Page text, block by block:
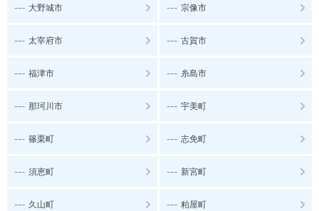
--- 大野城市 --- 宗像市
--- 太宰府市 --- 古賀市
--- 福津市 --- 糸島市
--- 那珂川市 --- 宇美町
--- 篠栗町 --- 志免町
--- 須恵町 --- 新宮町
--- 久山町 --- 粕屋町